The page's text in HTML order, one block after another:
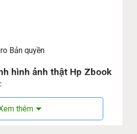
Bản quyền
hình ảnh thật Hp Zbook
Workstation (2023)Hp Zbook
hiệu suất và bảo mật chuyên
thêm